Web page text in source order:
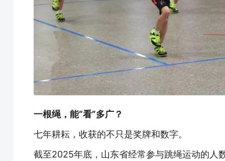
一根绳，能“看”多广？
七年耕耘，收获的不只是奖牌和数字。
截至2025年底，山东省经常参与跳绳运动的人